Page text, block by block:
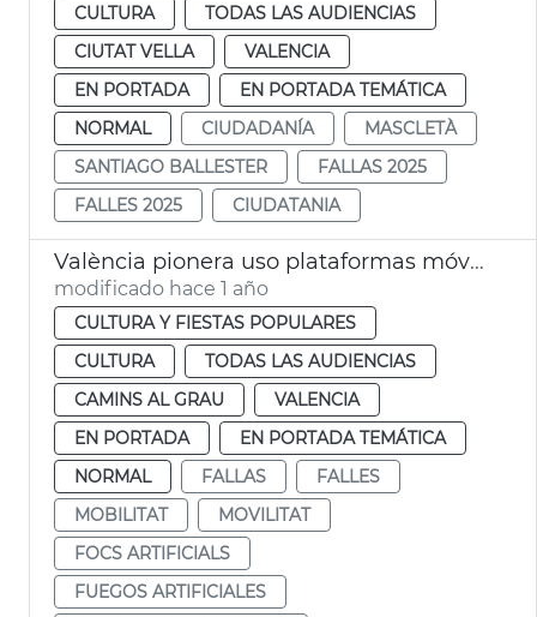
CULTURA
TODAS LAS AUDIENCIAS
CIUTAT VELLA
VALENCIA
EN PORTADA
EN PORTADA TEMÁTICA
NORMAL
CIUDADANÍA
MASCLETÀ
SANTIAGO BALLESTER
FALLAS 2025
FALLES 2025
CIUDATANIA
València pionera uso plataformas móviles disparo castillos Fallas
modificado hace 1 año
CULTURA Y FIESTAS POPULARES
CULTURA
TODAS LAS AUDIENCIAS
CAMINS AL GRAU
VALENCIA
EN PORTADA
EN PORTADA TEMÁTICA
NORMAL
FALLAS
FALLES
MOBILITAT
MOVILITAT
FOCS ARTIFICIALS
FUEGOS ARTIFICIALES